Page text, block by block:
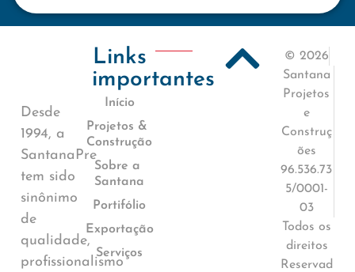
Desde
1994, a
SantanaPre
tem sido
sinônimo
de
qualidade,
profissionalismo
Links
importantes
Início
Projetos &
Construção
Sobre a
Santana
Portifólio
Exportação
Serviços
© 2026
Santana
Projetos
e
Construç
ões
96.536.73
5/0001-
03
Todos os
direitos
Reservad